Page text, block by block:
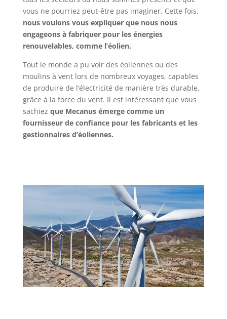
vous ne pourriez peut-être pas imaginer. Cette fois,
nous voulons vous expliquer que nous nous
engageons à fabriquer pour les énergies
renouvelables, comme l’éolien.
Tout le monde a pu voir des éoliennes ou des
moulins à vent lors de nombreux voyages, capables
de produire de l’électricité de manière très durable,
grâce à la force du vent. Il est intéressant que vous
sachiez que Mecanus émerge comme un
fournisseur de confiance pour les fabricants et les
gestionnaires d’éoliennes.